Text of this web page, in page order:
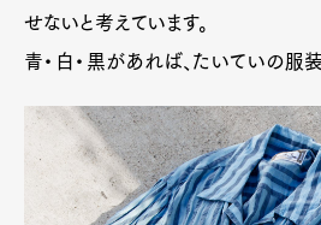
せないと考えています。
青・白・黒があれば、たいていの服